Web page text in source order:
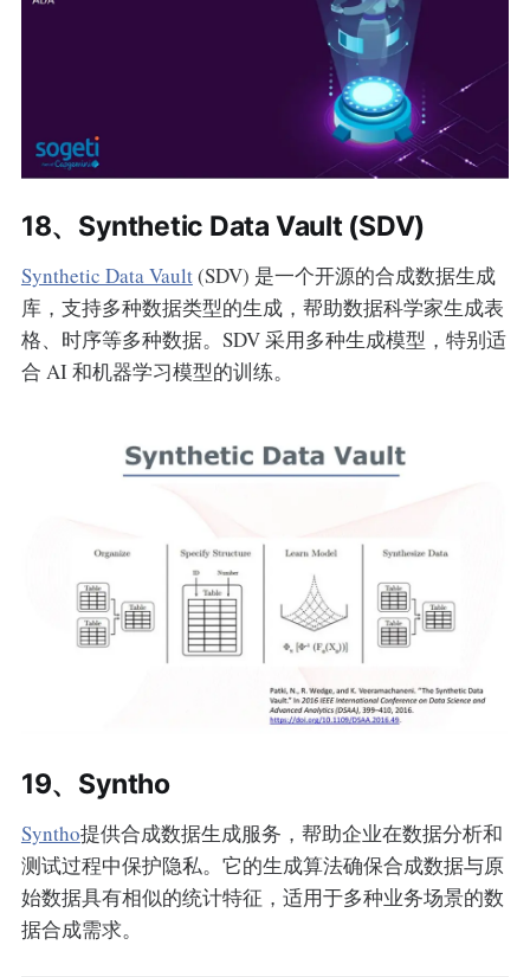
18、Synthetic Data Vault (SDV)
Synthetic Data Vault(SDV) 是一个开源的合成数据生成
库，支持多种数据类型的生成，帮助数据科学家生成表
格、时序等多种数据。SDV 采用多种生成模型，特别适
合 AI 和机器学习模型的训练。
19、Syntho
Syntho提供合成数据生成服务，帮助企业在数据分析和
测试过程中保护隐私。它的生成算法确保合成数据与原
始数据具有相似的统计特征，适用于多种业务场景的数
据合成需求。